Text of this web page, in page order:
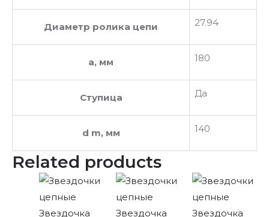
Диаметр ролика цепи 27.94
a, мм 180
Ступица Да
d m, мм 140
Related products